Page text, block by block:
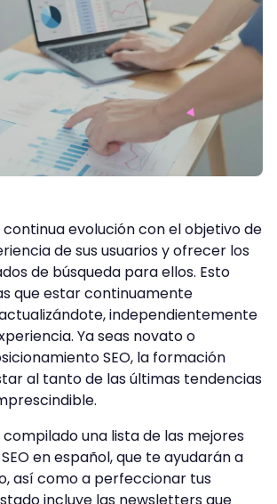
evolución con el objetivo de
de sus usuarios y ofrecer los
de búsqueda para ellos. Esto
que estar continuamente
independientemente
Ya seas novato o
SEO, la formación
al tanto de las últimas tendencias
compilado una lista de las mejores
en español, que te ayudarán a
así como a perfeccionar tus